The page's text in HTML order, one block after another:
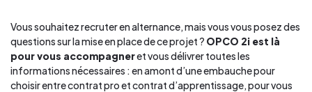
Vous souhaitez recruter en alternance, mais vous vous posez des
questions sur la mise en place de ce projet ? OPCO 2i est là
pour vous accompagneret vous délivrer toutes les
informations nécessaires : en amont d’une embauche pour
choisir entre contrat pro et contrat d’apprentissage, pour vous